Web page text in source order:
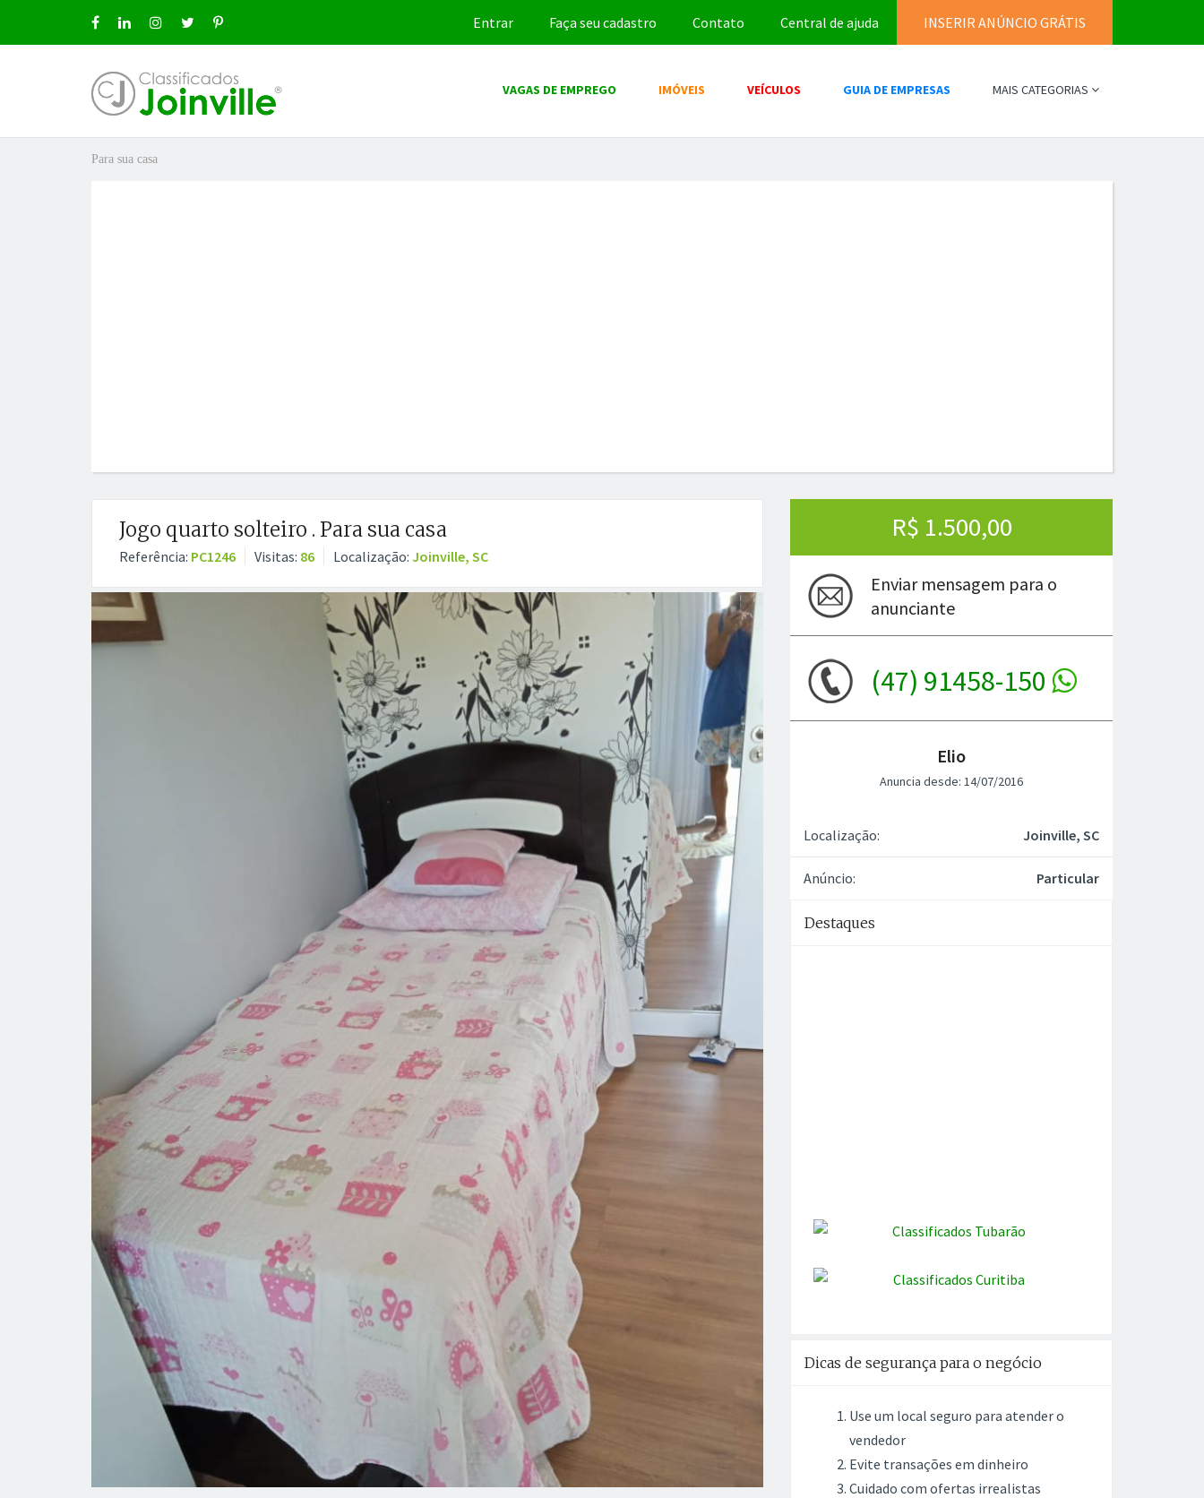
Entrar Faça seu cadastro Contato Central de ajuda INSERIR ANÚNCIO GRÁTIS
VAGAS DE EMPREGO IMÓVEIS VEÍCULOS GUIA DE EMPRESAS MAIS CATEGORIAS
Para sua casa
Jogo quarto solteiro . Para sua casa
Referência: PC1246 Visitas: 86 Localização: Joinville, SC
R$ 1.500,00
Enviar mensagem para o
anunciante
(47) 91458-150
Elio
Anuncia desde: 14/07/2016
Localização: Joinville, SC
Anúncio: Particular
Destaques
Dicas de segurança para o negócio
Use um local seguro para atender o
vendedor
Evite transações em dinheiro
Cuidado com ofertas irrealistas